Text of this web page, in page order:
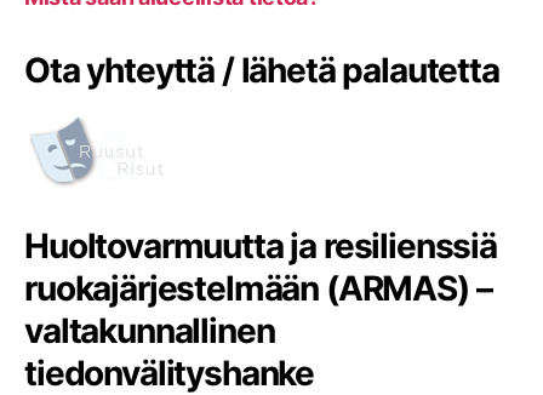
Ota yhteyttä / lähetä palautetta
Huoltovarmuutta ja resilienssiä
ruokajärjestelmään (ARMAS) –
valtakunnallinen
tiedonvälityshanke